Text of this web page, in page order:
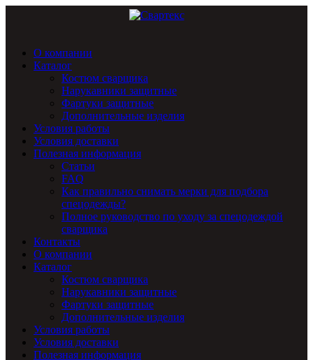
О компании
Каталог
Костюм сварщика
Нарукавники защитные
Фартуки защитные
Дополнительные изделия
Условия работы
Условия доставки
Полезная информация
Статьи
FAQ
Как правильно снимать мерки для подбора
спецодежды?
Полное руководство по уходу за спецодеждой
сварщика
Контакты
О компании
Каталог
Костюм сварщика
Нарукавники защитные
Фартуки защитные
Дополнительные изделия
Условия работы
Условия доставки
Полезная информация